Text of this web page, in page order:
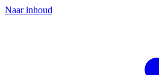
Naar inhoud